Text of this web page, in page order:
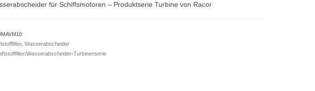
für Schiffsmotoren – Produktserie Turbine von Racor
, Wasserabscheider
Wasserabscheider-Turbinenserie